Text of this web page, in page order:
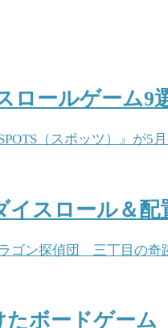
ロールゲーム9
スロール＆配
ボードゲー